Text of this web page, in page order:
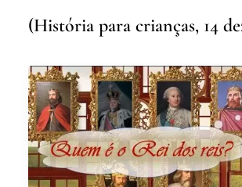
(História para crianças, 14